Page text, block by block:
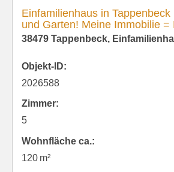
Einfamilienhaus in
und Garten! Meine Immobilie =
38479 Tappenbeck,
Objekt-ID:
2026588
Zimmer:
5
Wohnfläche ca.:
120 m²